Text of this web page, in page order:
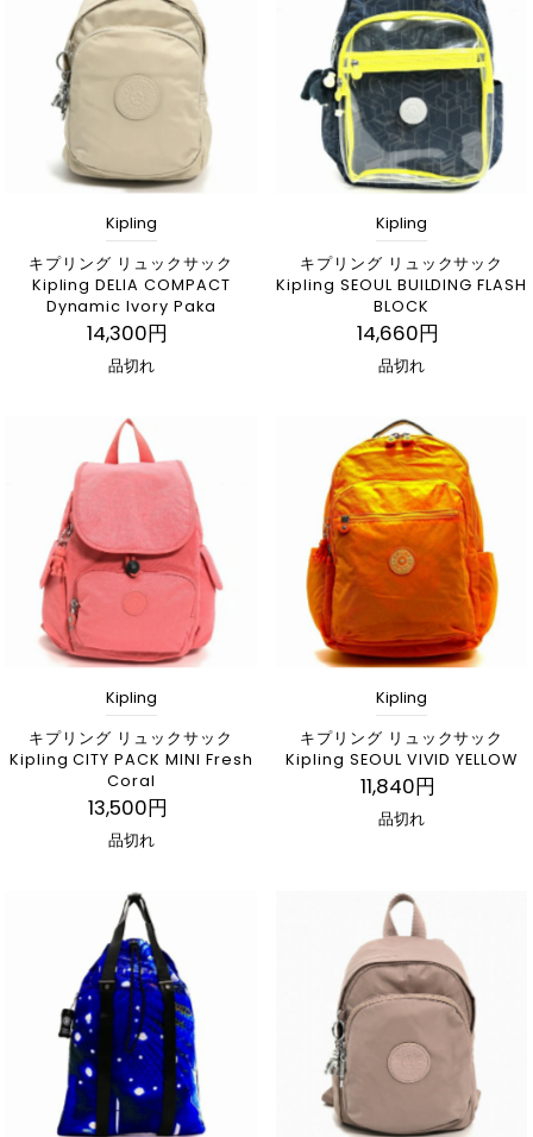
Kipling
キプリング リュックサック
Kipling DELIA COMPACT
Dynamic Ivory Paka
14,300円
品切れ
Kipling
キプリング リュックサック
Kipling SEOUL BUILDING FLASH
BLOCK
14,660円
品切れ
Kipling
キプリング リュックサック
Kipling CITY PACK MINI Fresh
Coral
13,500円
品切れ
Kipling
キプリング リュックサック
Kipling SEOUL VIVID YELLOW
11,840円
品切れ